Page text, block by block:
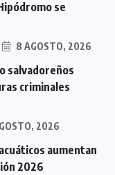
se
8 AGOSTO, 2026
salvadoreños
criminales
2026
aumentan
2026